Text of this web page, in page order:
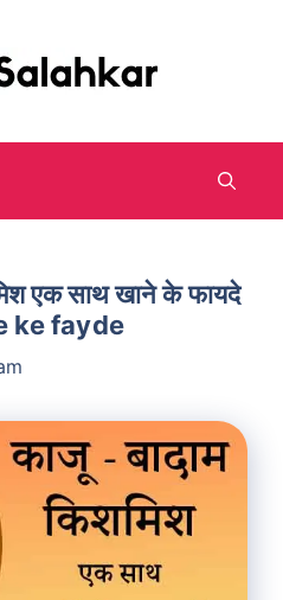
एक साथ खाने के फायदे
ke fayde